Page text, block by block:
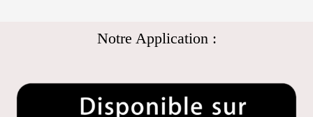
Notre Application :